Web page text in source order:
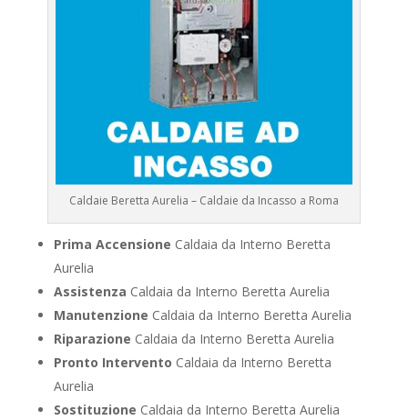
Caldaie Beretta Aurelia – Caldaie da Incasso a Roma
Prima Accensione Caldaia da Interno Beretta
Aurelia
Assistenza Caldaia da Interno Beretta Aurelia
Manutenzione Caldaia da Interno Beretta Aurelia
Riparazione Caldaia da Interno Beretta Aurelia
Pronto Intervento Caldaia da Interno Beretta
Aurelia
Sostituzione Caldaia da Interno Beretta Aurelia